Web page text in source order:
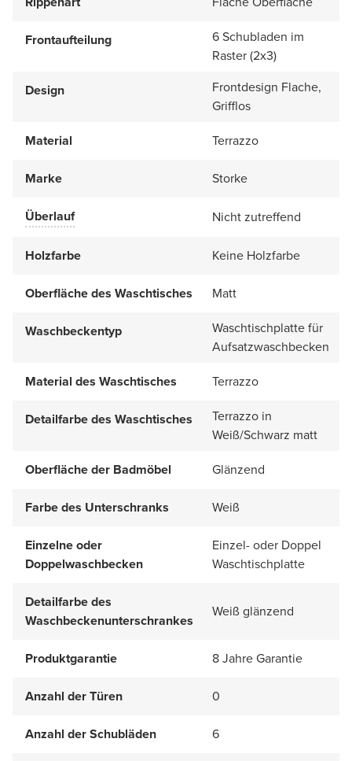
Frontaufteilung
6 Schubladen im
Raster (2x3)
Design
Frontdesign Flache,
Grifflos
Material
Terrazzo
Marke Storke
Überlauf Nicht zutreffend
Holzfarbe Keine Holzfarbe
Oberfläche des Waschtisches Matt
Waschbeckentyp
Waschtischplatte für
Aufsatzwaschbecken
Material des Waschtisches
Terrazzo
Detailfarbe des Waschtisches
Terrazzo in
Weiß/Schwarz matt
Oberfläche der Badmöbel
Glänzend
Farbe des Unterschranks Weiß
Einzelne oder
Doppelwaschbecken
Einzel- oder Doppel
Waschtischplatte
Detailfarbe des
Waschbeckenunterschrankes
Weiß glänzend
Produktgarantie 8 Jahre Garantie
Anzahl der Türen 0
Anzahl der Schubläden 6